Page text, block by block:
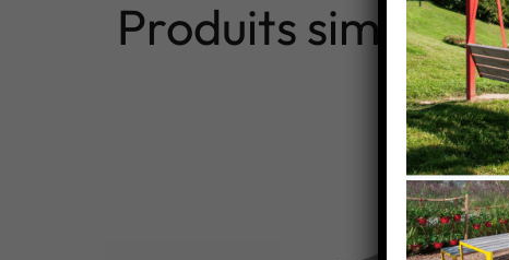
Produits similaires